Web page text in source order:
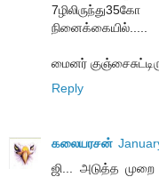
நினைக்கையில்.....
மைனர்
Reply
கலையரசன்
ஜி... அடுத்த